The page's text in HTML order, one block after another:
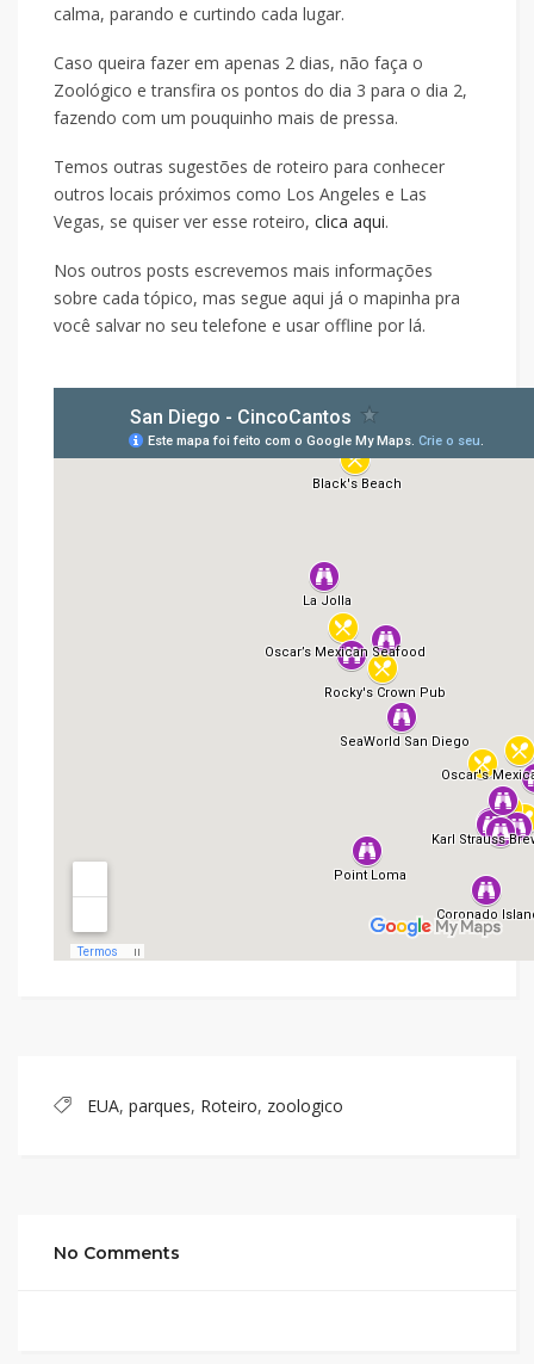
calma, parando e curtindo cada lugar.
Caso queira fazer em apenas 2 dias, não faça o
Zoológico e transfira os pontos do dia 3 para o dia 2,
fazendo com um pouquinho mais de pressa.
Temos outras sugestões de roteiro para conhecer
outros locais próximos como Los Angeles e Las
Vegas, se quiser ver esse roteiro, clica aqui.
Nos outros posts escrevemos mais informações
sobre cada tópico, mas segue aqui já o mapinha pra
você salvar no seu telefone e usar offline por lá.
EUA, parques, Roteiro, zoologico
No Comments